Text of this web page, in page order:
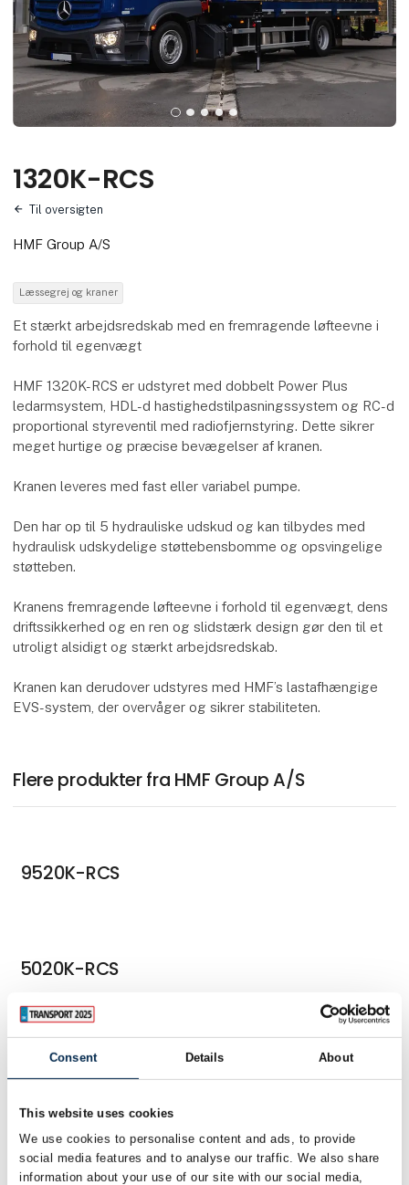
Consent Details About
This website uses cookies
We use cookies to personalise content and ads, to provide
social media features and to analyse our traffic. We also share
information about your use of our site with our social media,
1320K-RCS
Til oversigten
HMF Group A/S
Læssegrej og kraner
Et stærkt arbejdsredskab med en fremragende løfteevne i
forhold til egenvægt
HMF 1320K-RCS er udstyret med dobbelt Power Plus
ledarmsystem, HDL-d hastighedstilpasningssystem og RC-d
proportional styreventil med radiofjernstyring. Dette sikrer
meget hurtige og præcise bevægelser af kranen.
Kranen leveres med fast eller variabel pumpe.
Den har op til 5 hydrauliske udskud og kan tilbydes med
hydraulisk udskydelige støttebensbomme og opsvingelige
støtteben.
Kranens fremragende løfteevne i forhold til egenvægt, dens
driftssikkerhed og en ren og slidstærk design gør den til et
utroligt alsidigt og stærkt arbejdsredskab.
Kranen kan derudover udstyres med HMF’s lastafhængige
EVS-system, der overvåger og sikrer stabiliteten.
Flere produkter fra HMF Group A/S
9520K-RCS
5020K-RCS
3220K-RCS
2820K-RCS